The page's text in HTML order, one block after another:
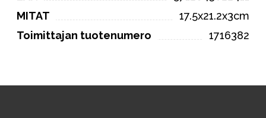
MITAT
17.5x21.2x3cm
Toimittajan tuotenumero
1716382